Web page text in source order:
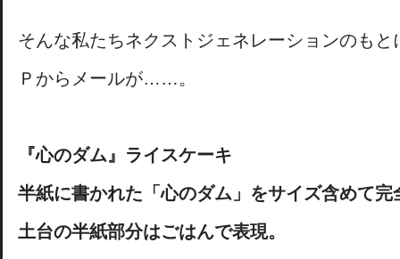
そんな私たちネクストジェネレーションのもと
Ｐからメールが……。
『心のダム』ライスケーキ
半紙に書かれた「心のダム」をサイズ含めて完
土台の半紙部分はごはんで表現。